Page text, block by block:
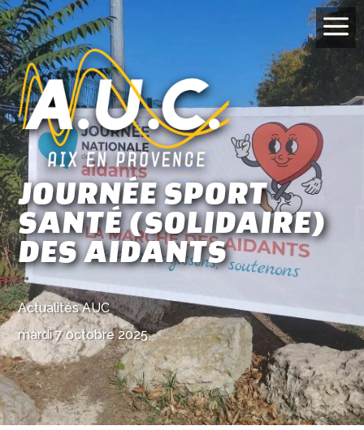
a
JOURNÉE SPORT
SANTÉ (SOLIDAIRE)
DES AIDANTS
Actualités AUC
mardi 7 octobre 2025